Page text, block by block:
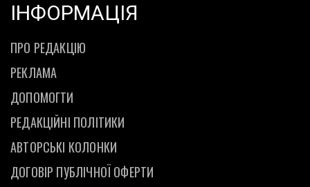
ІНФОРМАЦІЯ
ПРО РЕДАКЦІЮ
РЕКЛАМА
ДОПОМОГТИ
РЕДАКЦІЙНІ ПОЛІТИКИ
АВТОРСЬКІ КОЛОНКИ
ДОГОВІР ПУБЛІЧНОЇ ОФЕРТИ